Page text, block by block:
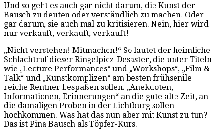
Und so geht es auch gar nicht darum, die Kunst der
Bausch zu deuten oder verständlich zu machen. Oder
gar darum, sie auch mal zu kritisieren. Nein, hier wird
nur verkauft, verkauft, verkauft!
„Nicht verstehen! Mitmachen!“ So lautet der heimliche
Schlachtruf dieser Ringelpiez-Desaster, die unter Titeln
wie „Lecture Performances“ und „Workshops“, „Film &
Talk“ und „Kunstkomplizen“ am besten frühsenile
reiche Rentner bespaßen sollen. „Anekdoten,
Informationen, Erinnerungen“ an die gute alte Zeit, an
die damaligen Proben in der Lichtburg sollen
hochkommen. Was hat das nun aber mit Kunst zu tun?
Das ist Pina Bausch als Töpfer-Kurs.